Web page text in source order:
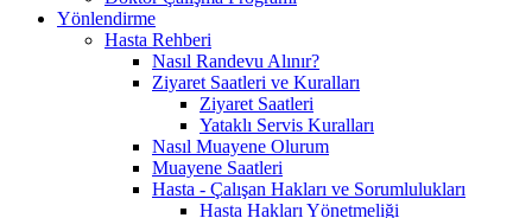
Yönlendirme
Hasta Rehberi
Nasıl Randevu Alınır?
Ziyaret Saatleri ve Kuralları
Ziyaret Saatleri
Yataklı Servis Kuralları
Nasıl Muayene Olurum
Muayene Saatleri
Hasta - Çalışan Hakları ve Sorumlulukları
Hasta Hakları Yönetmeliği